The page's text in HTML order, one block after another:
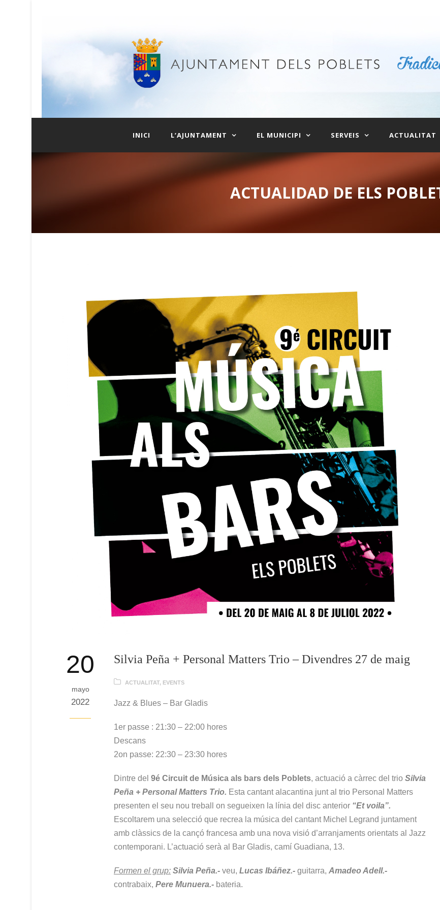
INICI L’AJUNTAMENT EL MUNICIPI SERVEIS ACTUALITAT
ACTUALIDAD DE ELS
20
mayo
2022
Silvia Peña + Personal Matters Trio – Divendres 27 de maig
ACTUALITAT, EVENTS
Jazz & Blues – Bar Gladis
1er passe : 21:30 – 22:00 hores
Descans
2on passe: 22:30 – 23:30 hores
Dintre del 9é Circuit de Música als bars dels Poblets, actuació a càrrec del trio Silvia
Peña + Personal Matters Trio. Esta cantant alacantina junt al trio Personal Matters
presenten el seu nou treball on segueixen la línia del disc anterior “Et voila”.
Escoltarem una selecció que recrea la música del cantant Michel Legrand juntament
amb clàssics de la cançó francesa amb una nova visió d’arranjaments orientats al Jazz
contemporani. L’actuació serà al Bar Gladis, camí Guadiana, 13.
Formen el grup: Silvia Peña.- veu, Lucas Ibáñez.- guitarra, Amadeo Adell.-
contrabaix, Pere Munuera.- bateria.